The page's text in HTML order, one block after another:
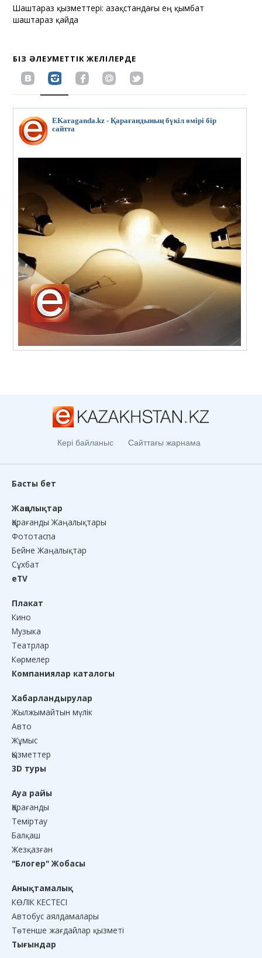
Шаштараз қызметтері: Қазақстандағы ең қымбат
шаштараз қайда
БІЗ ӘЛЕУМЕТТІК ЖЕЛІЛЕРДЕ
EKaraganda.kz - Қарағандының бүкіл өмірі бір
сайтта
Кері байланыс Сайттағы жарнама
Басты бет
Жаңалықтар
Қарағанды Жаңалықтары
Фототаспа
Бейне Жаңалықтар
Сұхбат
eTV
Плакат
Кино
Музыка
Театрлар
Көрмелер
Компаниялар каталогы
Хабарландырулар
Жылжымайтын мүлік
Авто
Жұмыс
Қызметтер
3D туры
Ауа райы
Қарағанды
Теміртау
Балқаш
Жезқазған
"Блогер" Жобасы
Анықтамалық
КӨЛІК КЕСТЕСІ
Автобус аялдамалары
Төтенше жағдайлар қызметі
Тығындар